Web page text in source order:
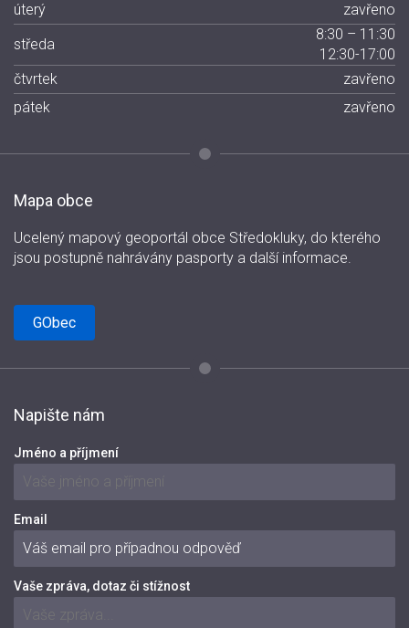
úterý
zavřeno
středa
8:30 – 11:30
12:30-17:00
čtvrtek
zavřeno
pátek
zavřeno
Mapa obce
Ucelený mapový geoportál obce Středokluky, do kterého
jsou postupně nahrávány pasporty a další informace.
GObec
Napište nám
Jméno a příjmení
Email
Vaše zpráva, dotaz či stížnost